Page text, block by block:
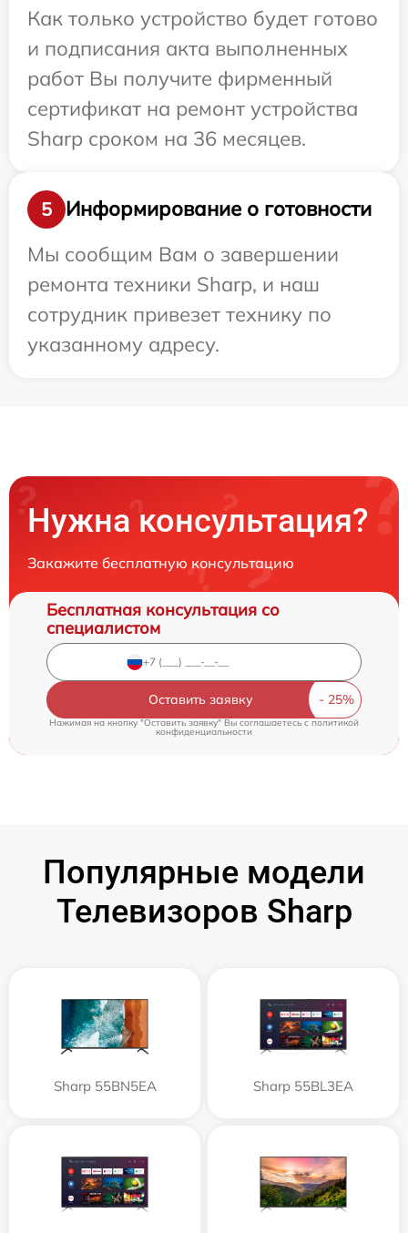
Как только устройство будет готово
и подписания акта выполненных
работ Вы получите фирменный
сертификат на ремонт устройства
Sharp сроком на 36 месяцев.
5
Информирование о готовности
Мы сообщим Вам о завершении
ремонта техники Sharp, и наш
сотрудник привезет технику по
указанному адресу.
Нужна консультация?
Закажите бесплатную консультацию
Бесплатная консультация со
специалистом
Оставить заявку
Нажимая на кнопку "Оставить заявку" Вы соглашаетесь cполитикой
конфиденциальности
Популярные модели
Телевизоров Sharp
Sharp 55BN5EA Sharp 55BL3EA